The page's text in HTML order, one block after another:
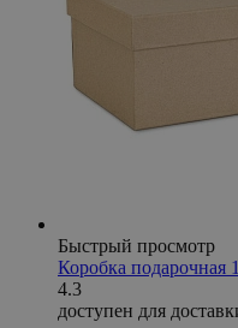
Быстрый просмотр
Коробка
4.3
доступен для